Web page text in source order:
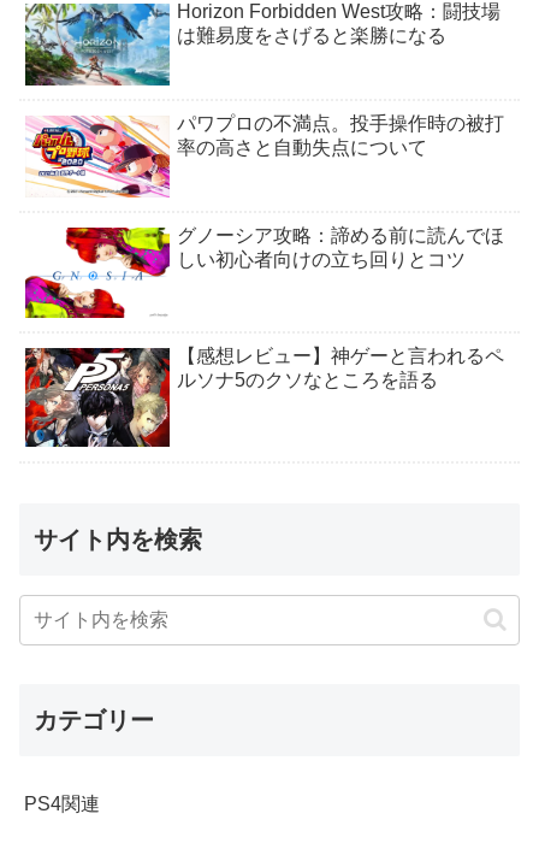
Horizon Forbidden West攻略：闘技場
は難易度をさげると楽勝になる
パワプロの不満点。投手操作時の被打
率の高さと自動失点について
グノーシア攻略：諦める前に読んでほ
しい初心者向けの立ち回りとコツ
【感想レビュー】神ゲーと言われるペ
ルソナ5のクソなところを語る
サイト内を検索
カテゴリー
PS4関連